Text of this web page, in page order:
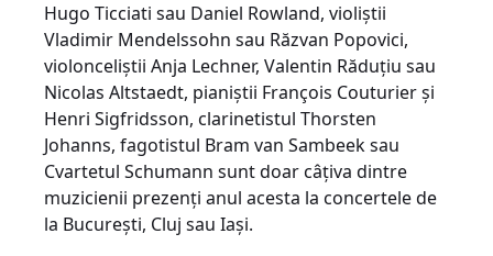
Hugo Ticciati sau Daniel Rowland, violiștii
Vladimir Mendelssohn sau Răzvan Popovici,
violonceliștii Anja Lechner, Valentin Răduțiu sau
Nicolas Altstaedt, pianiștii François Couturier și
Henri Sigfridsson, clarinetistul Thorsten
Johanns, fagotistul Bram van Sambeek sau
Cvartetul Schumann sunt doar câțiva dintre
muzicienii prezenți anul acesta la concertele de
la București, Cluj sau Iași.